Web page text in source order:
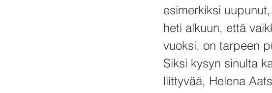
esimerkiksi
heti alkuun, että
vuoksi, on tarpeen
Siksi kysyn sinulta
liittyvää, Helena